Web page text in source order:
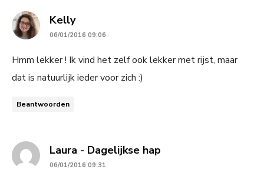
Kellysays:
06/01/2016 09:06
Hmm lekker ! Ik vind het zelf ook lekker met rijst, maar
dat is natuurlijk ieder voor zich :)
Beantwoorden
Laura - Dagelijkse hap
06/01/2016 09:31